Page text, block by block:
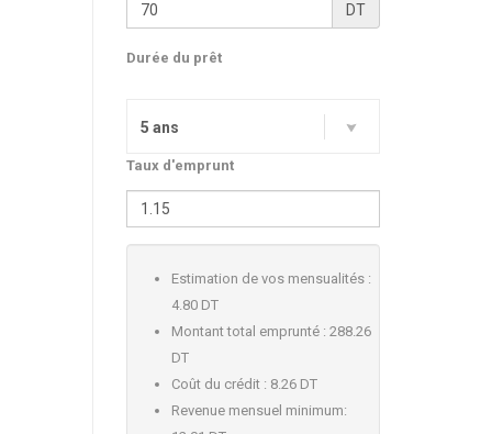
DT
Durée du prêt
5 ans
Taux d'emprunt
Estimation de vos mensualités :
4.80 DT
Montant total emprunté : 288.26
DT
Coût du crédit : 8.26 DT
Revenue mensuel minimum: